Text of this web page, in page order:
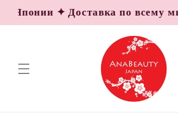
к
контенту
Японии ✦ Доставка по всему